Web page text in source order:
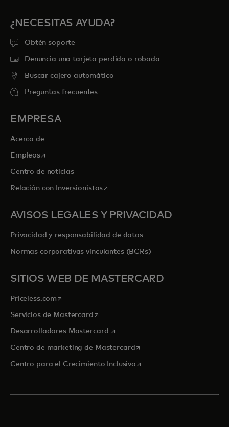
¿NECESITAS AYUDA?
Obtén soporte
Denuncia una tarjeta perdida o robada
Buscar cajero automático
Preguntas frecuentes
EMPRESA
Acerca de
Empleosse abre en una pestaña nueva
Centro de noticias
Relación con Inversionistasse abre en una pestaña nueva
AVISOS LEGALES Y PRIVACIDAD
Privacidad y responsabilidad de datos
Normas corporativas vinculantes (BCRs)
SITIOS WEB DE MASTERCARD
Priceless.com se abre en una pestaña nueva
Servicios de Mastercardse abre en una pestaña nueva
Desarrolladores Mastercard se abre en una pestaña nueva
Centro de marketing de Mastercardse abre en una pestaña
Centro para el Crecimiento Inclusivose abre en una pestaña